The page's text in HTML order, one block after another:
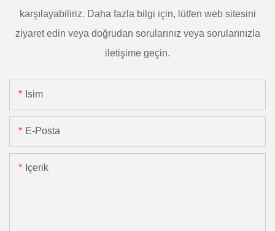
karşılayabiliriz. Daha fazla bilgi için, lütfen web sitesini
ziyaret edin veya doğrudan sorularınız veya sorularınızla
iletişime geçin.
Isim
E-Posta
Içerik